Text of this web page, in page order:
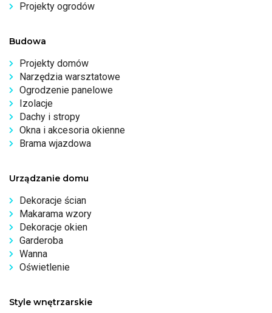
Projekty ogrodów
Budowa
Projekty domów
Narzędzia warsztatowe
Ogrodzenie panelowe
Izolacje
Dachy i stropy
Okna i akcesoria okienne
Brama wjazdowa
Urządzanie domu
Dekoracje ścian
Makarama wzory
Dekoracje okien
Garderoba
Wanna
Oświetlenie
Style wnętrzarskie